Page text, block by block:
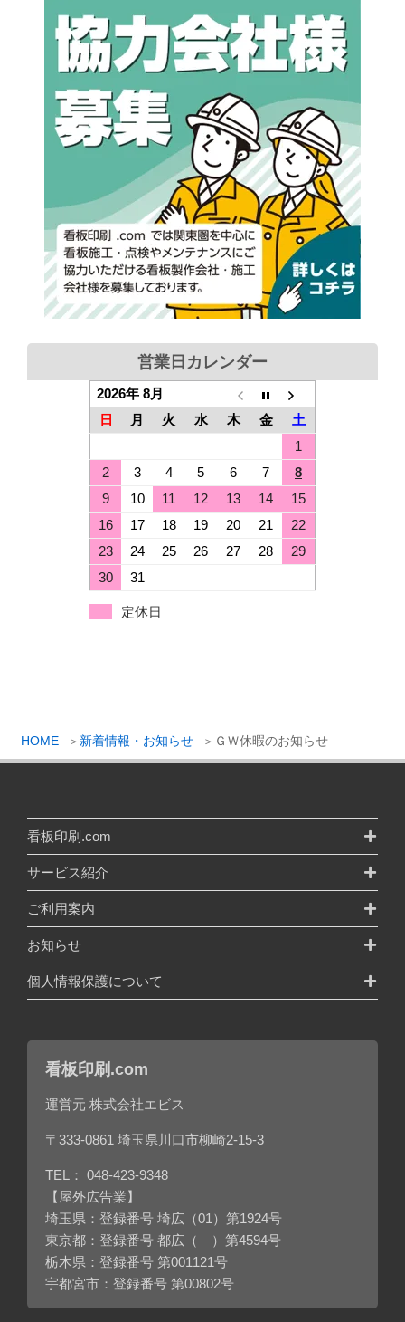
HOME 新着情報・お知らせ ＧＷ休暇のお知らせ
営業日カレンダー
2026年 8月
日
月 火 水 木 金
土
1
2
3 4 5 6 7
8
9
10 11 12 13 14
15
16
17 18 19 20 21
22
23
24 25 26 27 28
29
30
31
定休日
看板印刷.com
サービス紹介
ご利用案内
お知らせ
個人情報保護について
看板印刷.com
運営元 株式会社エビス
〒333-0861 埼玉県川口市柳崎2-15-3
TEL： 048-423-9348
【屋外広告業】
埼玉県：登録番号 埼広（01）第1924号
東京都：登録番号 都広（ ）第4594号
栃木県：登録番号 第001121号
宇都宮市：登録番号 第00802号